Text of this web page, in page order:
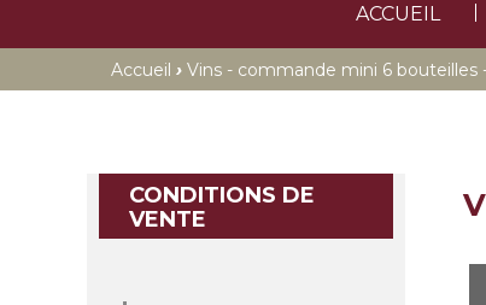
ACCUEIL
Accueil › Vins - commande mini 6 bouteilles
CONDITIONS DE
VENTE